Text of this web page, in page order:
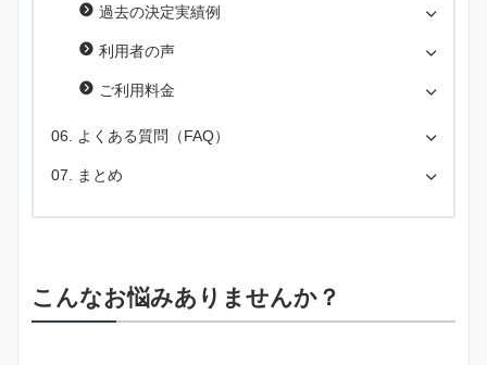
過去の決定実績例
利用者の声
ご利用料金
よくある質問（FAQ）
まとめ
こんなお悩みありませんか？